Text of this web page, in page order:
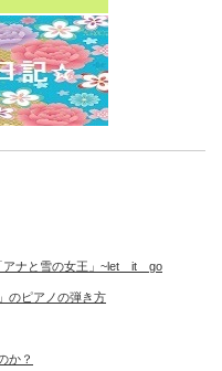
アナと雪の女王」~let it go
のピアノの弾き方
か？